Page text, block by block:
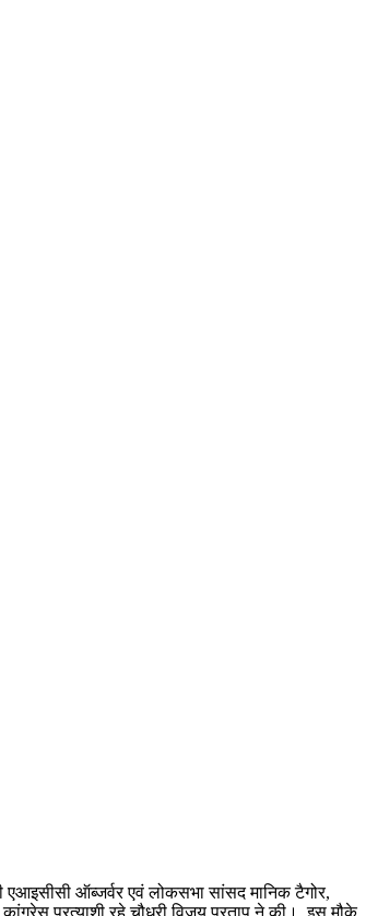
ऑब्जर्वर एवं लोकसभा सांसद मानिक टैगोर,
प्रत्याशी रहे चौधरी विजय प्रताप ने की। इस मौके